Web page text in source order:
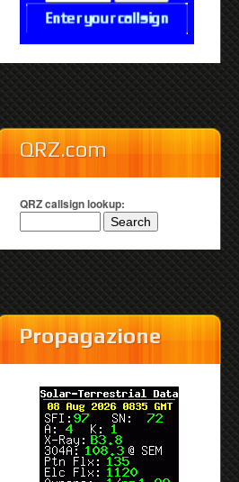
QRZ.com
QRZ callsign lookup:
Propagazione